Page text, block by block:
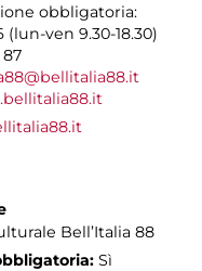
obbligatoria:
(lun-ven 9.30-18.30)
87
Bell’Italia 88
Sì